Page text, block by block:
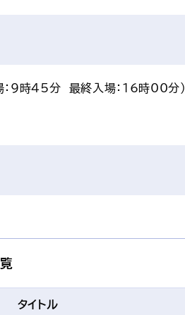
9時45分　最終入場：16時00分）
タイトル